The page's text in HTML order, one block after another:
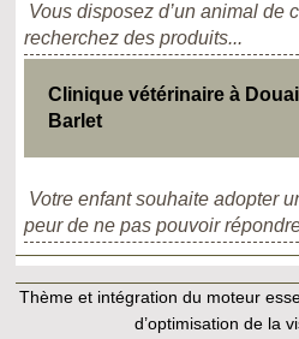
Vous disposez d’un animal de
recherchez des produits...
Clinique vétérinaire à
Barlet
Votre enfant souhaite adopter
peur de ne pas pouvoir
Thème et intégration du moteur
d’optimisation de la